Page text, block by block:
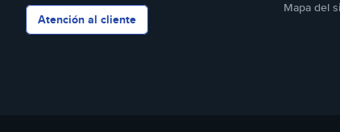
Atención al cliente
Mapa del